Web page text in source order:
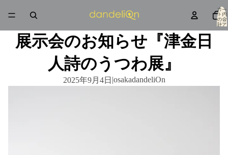
カー
ト内
の合
計ア
イテ
展示会のお知らせ『津金日
人詩のうつわ展』
2025年9月4日 |osakadandeliOn